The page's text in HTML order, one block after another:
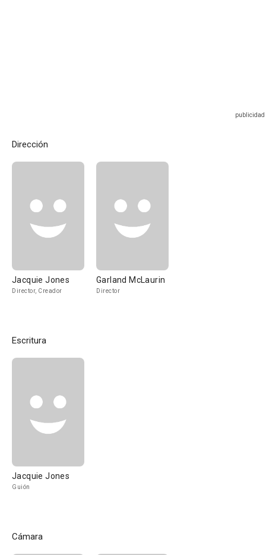
Dirección
Jacquie Jones
Director, Creador
Garland McLaurin
Director
Escritura
Jacquie Jones
Guión
Cámara